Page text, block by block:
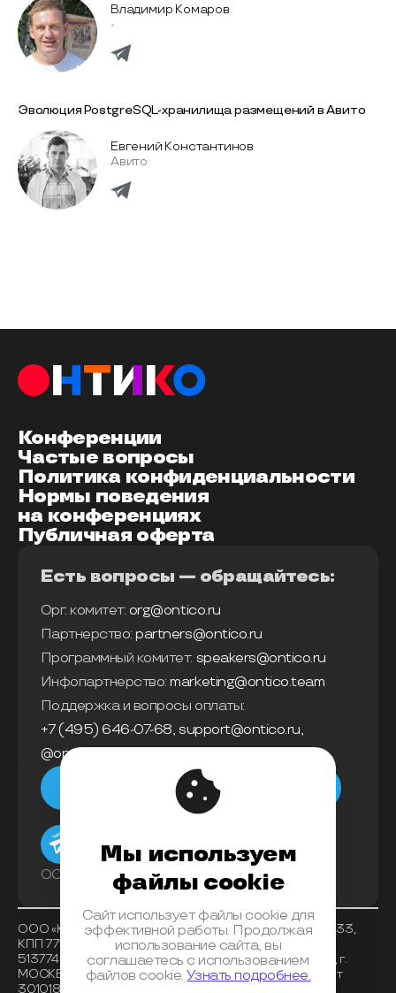
Владимир Комаров
-
Эволюция PostgreSQL-хранилища размещений в Авито
Евгений Константинов
Авито
Конференции
Частые вопросы
Политика конфиденциальности
Нормы поведения
на конференциях
Публичная оферта
Есть вопросы — обращайтесь:
Орг. комитет: org@ontico.ru
Партнерство: partners@ontico.ru
Программный комитет: speakers@ontico.ru
Инфопартнерство: marketing@ontico.team
Поддержка и вопросы оплаты:
+7 (495) 646-07-68, support@ontico.ru,
@ontico_support
Мы в телеграм
ООО «Конференции Олега Бунина»
ООО «Конференции Олега Бунина», ИНН 7733863233,
КПП 771401001 , ОКВЭД 62.01, ОКПО 26117225, ОГРН
5137746153518, Банк получателя АО «АЛЬФА-БАНК», г.
МОСКВА, БИК 044525593, корреспондентский счет
30101810200000000593, расчетный счет
Мы используем
файлы cookie
Сайт использует файлы cookie для
эффективной работы. Продолжая
использование сайта, вы
соглашаетесь с использованием
файлов cookie.Узнать подробнее.